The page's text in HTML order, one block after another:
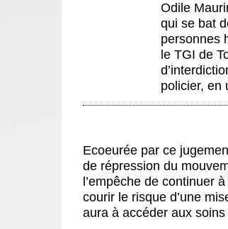
Odile
qui se bat
personnes
le TGI de
policier, en
Ecoeurée par ce
de répression du
l’empêche de continuer
courir le risque d’une
aura à accéder aux